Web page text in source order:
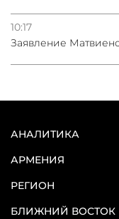
10:17
Заявление
АНАЛИТИКА
АРМЕНИЯ
РЕГИОН
БЛИЖНИЙ ВОСТОК